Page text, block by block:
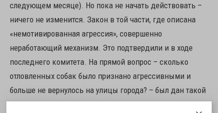
следующем месяце). Но пока не начать действовать –
ничего не изменится. Закон в той части, где описана
«немотивированная агрессия», совершенно
неработающий механизм. Это подтвердили и в ходе
последнего комитета. На прямой вопрос – сколько
отловленных собак было признано агрессивными и
больше не вернулось на улицы города? – был дан такой
же прямой и честный ответ: «ни одной агрессивной